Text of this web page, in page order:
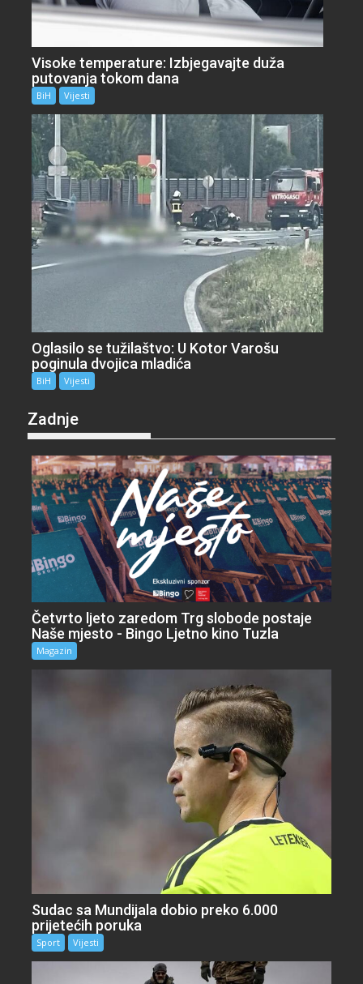
Visoke temperature: Izbjegavajte duža
putovanja tokom dana
BiH Vijesti
Oglasilo se tužilaštvo: U Kotor Varošu
poginula dvojica mladića
BiH Vijesti
Zadnje
Četvrto ljeto zaredom Trg slobode postaje
Naše mjesto - Bingo Ljetno kino Tuzla
Magazin
Sudac sa Mundijala dobio preko 6.000
prijetećih poruka
Sport Vijesti